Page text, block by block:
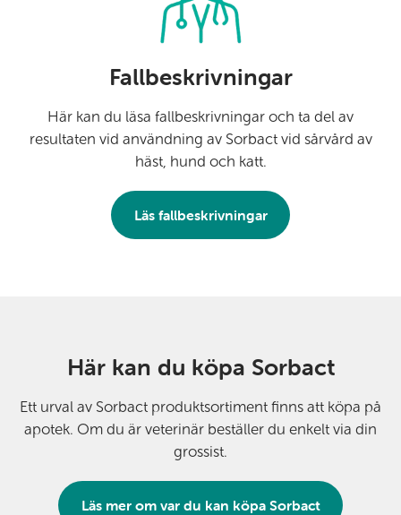
Fallbeskrivningar
Här kan du läsa fallbeskrivningar och ta del av
resultaten vid användning av Sorbact vid sårvård av
häst, hund och katt.
Läs fallbeskrivningar
Här kan du köpa Sorbact
Ett urval av Sorbact produktsortiment finns att köpa på
apotek. Om du är veterinär beställer du enkelt via din
grossist.
Läs mer om var du kan köpa Sorbact